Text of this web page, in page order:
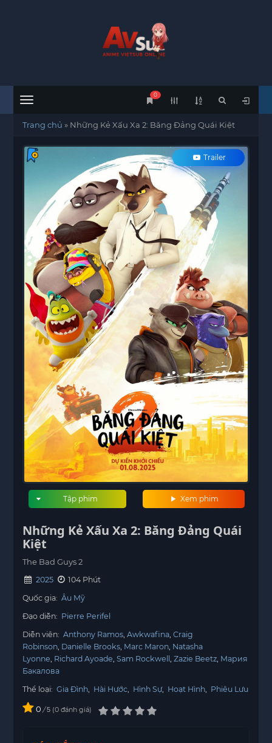
Menu
0
Trang chủ » Những Kẻ Xấu Xa 2: Băng Đảng Quái Kiệt
Trailer
Xem phim
Tập phim
Những Kẻ Xấu Xa 2: Băng Đảng Quái
Kiệt
The Bad Guys 2
2025
104 Phút
Quốc gia: Âu Mỹ
Đạo diễn: Pierre Perifel
Diễn viên: Anthony Ramos Awkwafina Craig
Robinson Danielle Brooks Marc Maron Natasha
Lyonne Richard Ayoade Sam Rockwell Zazie Beetz Мария
Бакалова
Thể loại: Gia Đình Hài Hước Hình Sự, Hoạt Hình Phiêu Lưu
0 / 5 0 đánh giá